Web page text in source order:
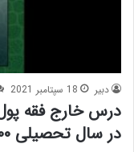
دبیر 18 سپتامبر 2021
درس خارج فقه
در سال تحصیلی ۱۴۰۰ _ ۱۴۰۱ برگزار میگردد.